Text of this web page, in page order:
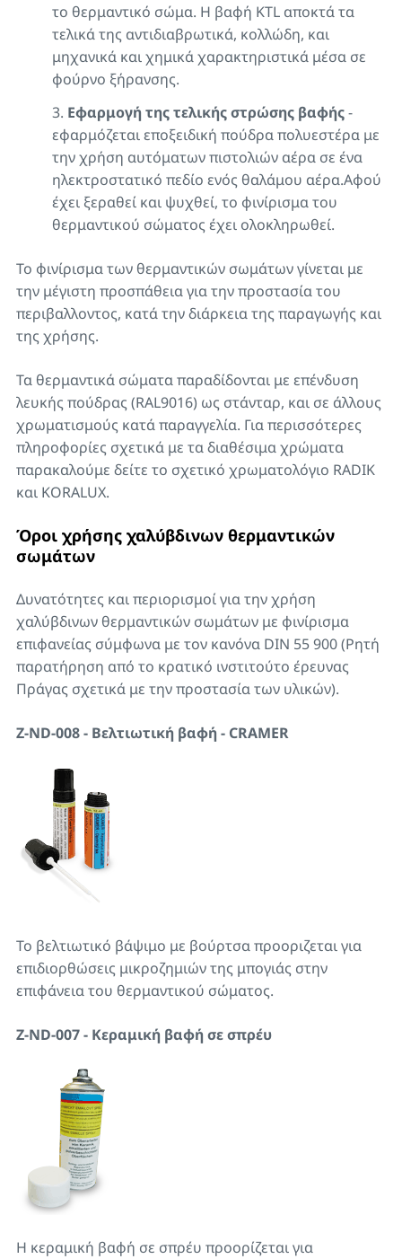
το θερμαντικό σώμα. Η βαφή KTL αποκτά τα
τελικά της αντιδιαβρωτικά, κολλώδη, και
μηχανικά και χημικά χαρακτηριστικά μέσα σε
φούρνο ξήρανσης.
Εφαρμογή της τελικής στρώσης βαφής-
εφαρμόζεται εποξειδική πούδρα πολυεστέρα με
την χρήση αυτόματων πιστολιών αέρα σε ένα
ηλεκτροστατικό πεδίο ενός θαλάμου αέρα.Αφού
έχει ξεραθεί και ψυχθεί, το φινίρισμα του
θερμαντικού σώματος έχει ολοκληρωθεί.
Το φινίρισμα των θερμαντικών σωμάτων γίνεται με
την μέγιστη προσπάθεια για την προστασία του
περιβαλλοντος, κατά την διάρκεια της παραγωγής και
της χρήσης.
Τα θερμαντικά σώματα παραδίδονται με επένδυση
λευκής πούδρας (RAL9016) ως στάνταρ, και σε άλλους
χρωματισμούς κατά παραγγελία. Για περισσότερες
πληροφορίες σχετικά με τα διαθέσιμα χρώματα
παρακαλούμε δείτε το σχετικό χρωματολόγιο RADIK
και KORALUX.
Όροι χρήσης χαλύβδινων θερμαντικών
σωμάτων
Δυνατότητες και περιορισμοί για την χρήση
χαλύβδινων θερμαντικών σωμάτων με φινίρισμα
επιφανείας σύμφωνα με τον κανόνα DIN 55 900 (Ρητή
παρατήρηση από το κρατικό ινστιτούτο έρευνας
Πράγας σχετικά με την προστασία των υλικών).
Z-ND-008 - Βελτιωτική βαφή - CRAMER
Το βελτιωτικό βάψιμο με βούρτσα προοριζεται για
επιδιορθώσεις μικροζημιών της μπογιάς στην
επιφάνεια του θερμαντικού σώματος.
Z-ND-007 - Κεραμική βαφή σε σπρέυ
Η κεραμική βαφή σε σπρέυ προορίζεται για